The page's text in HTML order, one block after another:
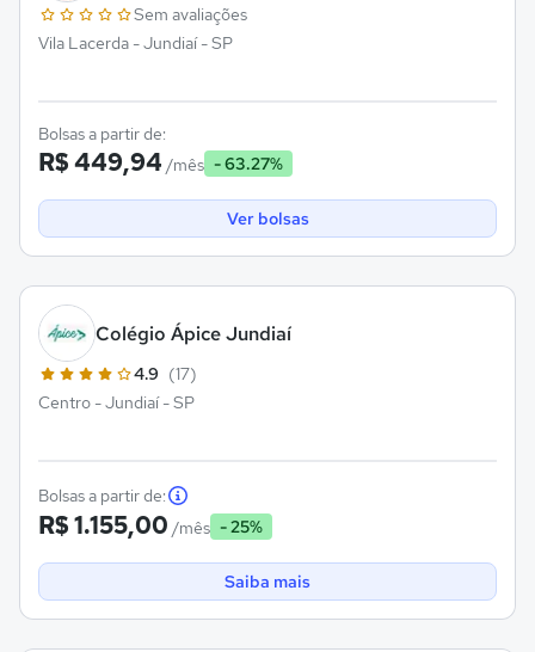
Sem avaliações
Vila Lacerda - Jundiaí - SP
Bolsas a partir de:
R$ 449,94 /mês - 63.27%
Ver bolsas
Colégio Ápice Jundiaí
4.9 (17)
Centro - Jundiaí - SP
Bolsas a partir de:
R$ 1.155,00 /mês - 25%
Saiba mais